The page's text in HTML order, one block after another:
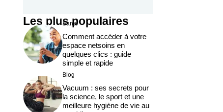
Les plus populaires
Santé
Comment accéder à votre
espace netsoins en
quelques clics : guide
simple et rapide
Blog
Vacuum : ses secrets pour
la science, le sport et une
meilleure hygiène de vie au